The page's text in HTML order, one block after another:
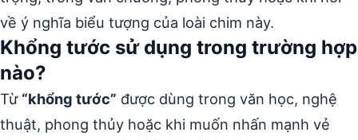
về ý nghĩa biểu tượng của loài chim này.
Khổng tước sử dụng trong trường hợp
nào?
Từ “khổng tước” được dùng trong văn học, nghệ
thuật, phong thủy hoặc khi muốn nhấn mạnh vẻ